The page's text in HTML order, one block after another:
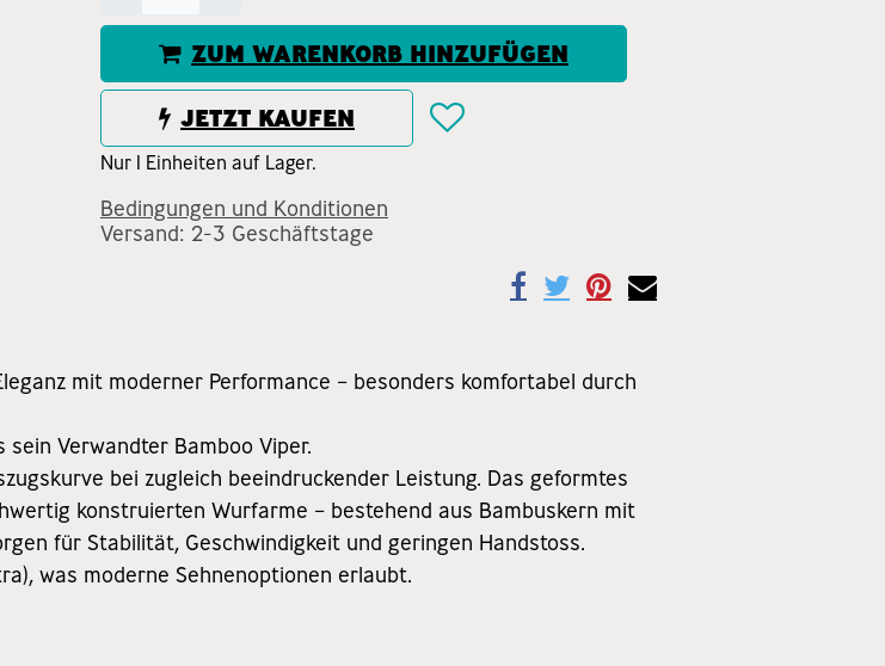
ZUM WARENKORB HINZUFÜGEN
JETZT KAUFEN
Nur 1 Einheiten auf Lager.
Bedingungen und Konditionen
Versand: 2-3 Geschäftstage
mit moderner Performance – besonders komfortabel durch
Verwandter Bamboo Viper.
bei zugleich beeindruckender Leistung. Das geformtes
konstruierten Wurfarme – bestehend aus Bambuskern mit
für Stabilität, Geschwindigkeit und geringen Handstoss.
was moderne Sehnenoptionen erlaubt.